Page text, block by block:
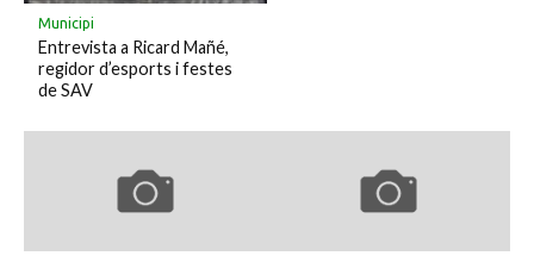
Municipi
Entrevista a Ricard Mañé,
regidor d’esports i festes
de SAV